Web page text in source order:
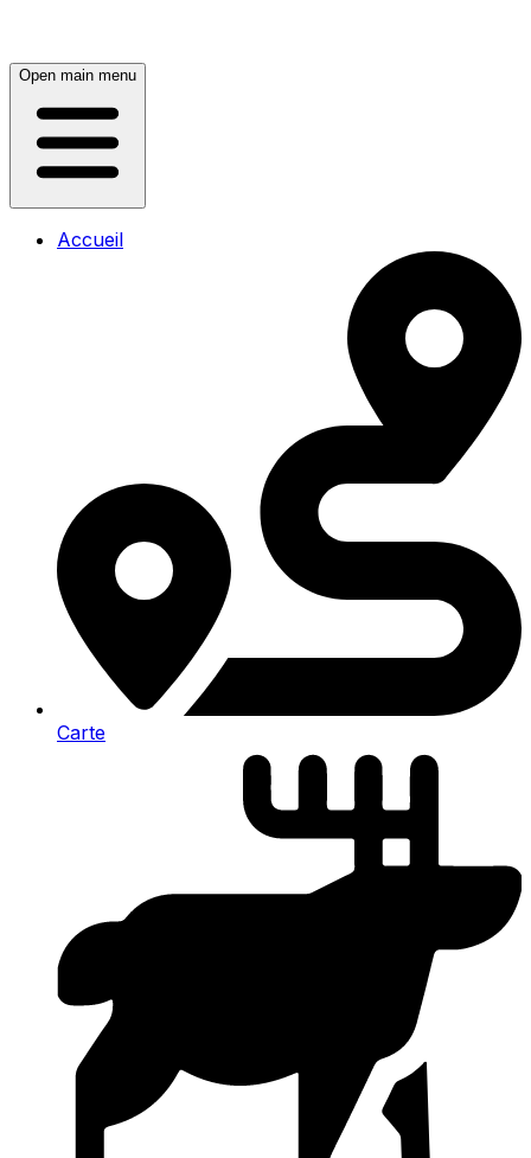
Open main menu
Accueil
Carte